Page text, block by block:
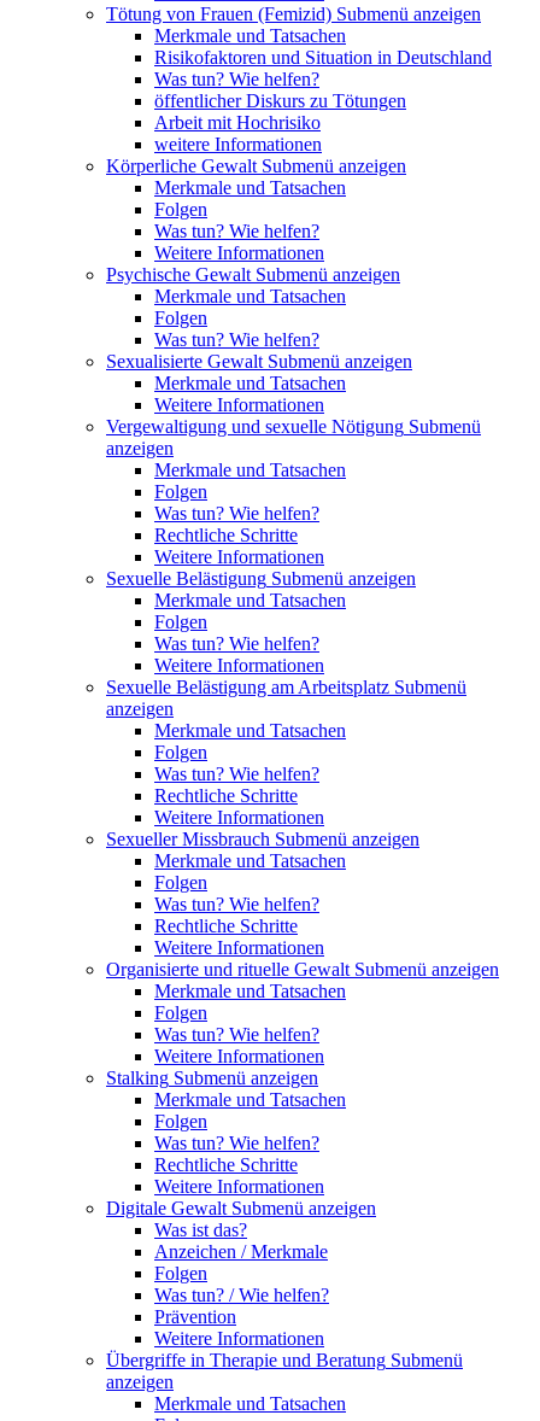
Tötung von Frauen (Femizid) Submenü anzeigen
Merkmale und Tatsachen
Risikofaktoren und Situation in Deutschland
Was tun? Wie helfen?
öffentlicher Diskurs zu Tötungen
Arbeit mit Hochrisiko
weitere Informationen
Körperliche Gewalt Submenü anzeigen
Merkmale und Tatsachen
Folgen
Was tun? Wie helfen?
Weitere Informationen
Psychische Gewalt Submenü anzeigen
Merkmale und Tatsachen
Folgen
Was tun? Wie helfen?
Sexualisierte Gewalt Submenü anzeigen
Merkmale und Tatsachen
Weitere Informationen
Vergewaltigung und sexuelle Nötigung Submenü
anzeigen
Merkmale und Tatsachen
Folgen
Was tun? Wie helfen?
Rechtliche Schritte
Weitere Informationen
Sexuelle Belästigung Submenü anzeigen
Merkmale und Tatsachen
Folgen
Was tun? Wie helfen?
Weitere Informationen
Sexuelle Belästigung am Arbeitsplatz Submenü
anzeigen
Merkmale und Tatsachen
Folgen
Was tun? Wie helfen?
Rechtliche Schritte
Weitere Informationen
Sexueller Missbrauch Submenü anzeigen
Merkmale und Tatsachen
Folgen
Was tun? Wie helfen?
Rechtliche Schritte
Weitere Informationen
Organisierte und rituelle Gewalt Submenü anzeigen
Merkmale und Tatsachen
Folgen
Was tun? Wie helfen?
Weitere Informationen
Stalking Submenü anzeigen
Merkmale und Tatsachen
Folgen
Was tun? Wie helfen?
Rechtliche Schritte
Weitere Informationen
Digitale Gewalt Submenü anzeigen
Was ist das?
Anzeichen / Merkmale
Folgen
Was tun? / Wie helfen?
Prävention
Weitere Informationen
Übergriffe in Therapie und Beratung Submenü
anzeigen
Merkmale und Tatsachen